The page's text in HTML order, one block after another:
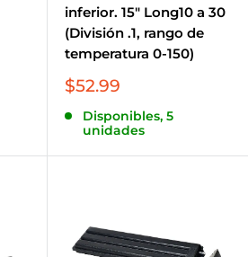
inferior. 15" Long10 a 30
(División .1, rango de
temperatura 0-150)
Precio
venta
$52.99
Disponibles, 5
unidades